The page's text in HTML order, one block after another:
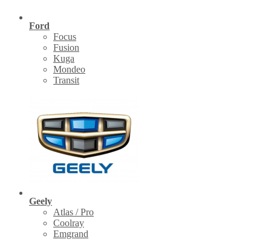
Ford
Focus
Fusion
Kuga
Mondeo
Transit
Geely
Atlas / Pro
Coolray
Emgrand